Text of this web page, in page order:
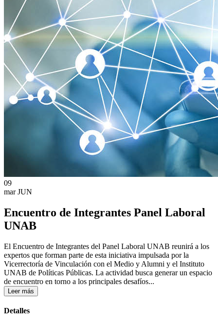
09
mar JUN
Encuentro de Integrantes Panel Laboral
UNAB
El Encuentro de Integrantes del Panel Laboral UNAB reunirá a los
expertos que forman parte de esta iniciativa impulsada por la
Vicerrectoría de Vinculación con el Medio y Alumni y el Instituto
UNAB de Políticas Públicas. La actividad busca generar un espacio
de encuentro en torno a los principales desafíos...
Leer más
Detalles